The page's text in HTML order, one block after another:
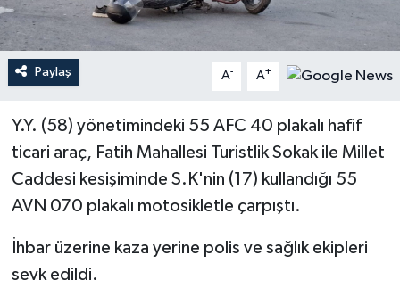
Paylaş A- A+
Y.Y. (58) yönetimindeki 55 AFC 40 plakalı hafif
ticari araç, Fatih Mahallesi Turistlik Sokak ile Millet
Caddesi kesişiminde S.K'nin (17) kullandığı 55
AVN 070 plakalı motosikletle çarpıştı.
İhbar üzerine kaza yerine polis ve sağlık ekipleri
sevk edildi.